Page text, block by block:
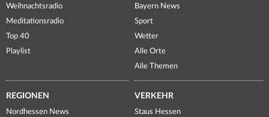
Weihnachtsradio
Meditationsradio
Top 40
Playlist
Bayern News
Sport
Wetter
Alle Orte
Alle Themen
REGIONEN
Nordhessen News
VERKEHR
Staus Hessen